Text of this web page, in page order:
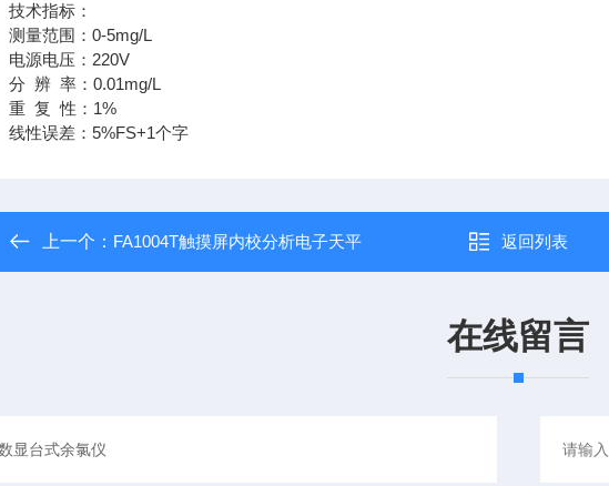
技术指标：
测量范围：0-5mg/L
电源电压：220V
分 辨 率：0.01mg/L
重 复 性：1%
线性误差：5%FS+1个字
上一个： FA1004T触摸屏内校分析电子天平 返回列表
在线留言